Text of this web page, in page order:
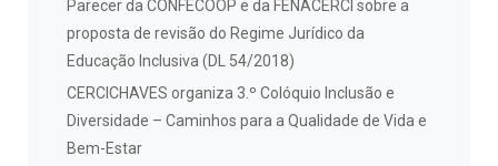
Parecer da CONFECOOP e da FENACERCI sobre a
proposta de revisão do Regime Jurídico da
Educação Inclusiva (DL 54/2018)
CERCICHAVES organiza 3.º Colóquio Inclusão e
Diversidade – Caminhos para a Qualidade de Vida e
Bem-Estar